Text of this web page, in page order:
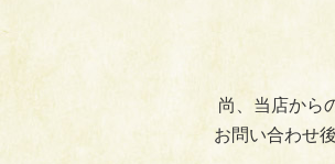
尚、当店から
お問い合わせ